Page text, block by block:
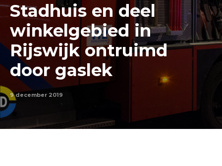
Stadhuis en deel
winkelgebied in
Rijswijk ontruimd
door gaslek
9 december 2019